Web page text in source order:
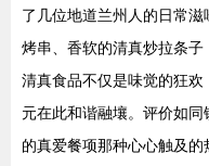
了几位地道兰州人的日常
烤串、香软的清真炒拉条
清真食品不仅是味觉的狂
元在此和谐融壤。评价如
的真爱餐项那种心心触及